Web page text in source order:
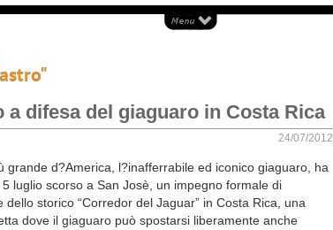
difesa del giaguaro in Costa Rica
24/07/2012
grande d?America, l?inafferrabile ed iconico giaguaro, ha
luglio scorso a San Josè, un impegno formale di
dello storico “Corredor del Jaguar” in Costa Rica, una
dove il giaguaro può spostarsi liberamente anche